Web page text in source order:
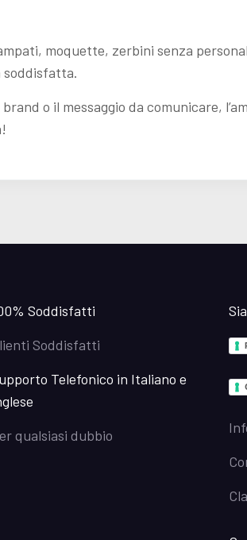
moquette, zerbini senza
soddisfatta.
o il messaggio da comunicare,
Soddisfatti
Soddisfatti
Telefonico in Italiano e
qualsiasi dubbio